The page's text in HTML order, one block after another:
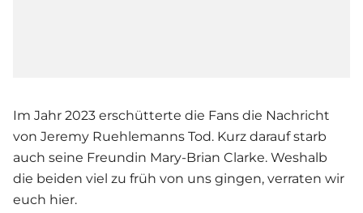
Im Jahr 2023 erschütterte die Fans die Nachricht
von Jeremy Ruehlemanns Tod. Kurz darauf starb
auch seine Freundin Mary-Brian Clarke. Weshalb
die beiden viel zu früh von uns gingen, verraten wir
euch hier.